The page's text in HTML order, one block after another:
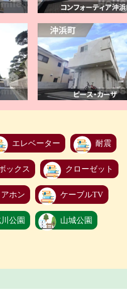
エレベーター 耐震
ックス クローゼット
ホン ケーブルTV
公園 山城公園